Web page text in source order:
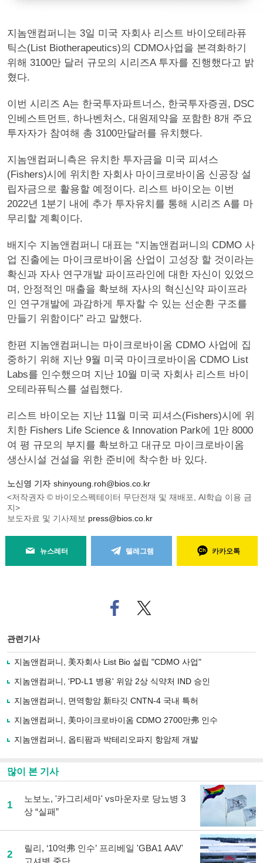
지놈앤컴퍼니는 3일 미국 자회사 리스트 바이오테라퓨
틱스(List Biotherapeutics)의 CDMO사업을 본격화하기
위해 3100만 달러 규모의 시리즈A 투자를 진행했다고 밝
혔다.
이번 시리즈 A는 한국투자파트너스, 한국투자증권, DSC
인베스트먼트, 하나벤처스, 대원제약을 포함한 8개 주요
투자자가 참여해 총 3100만달러를 유치했다.
지놈앤컴퍼니측은 유치한 투자금을 미국 피셔스
(Fishers)시에 위치한 자회사 마이크로바이옴 신공장 설
립자금으로 활용할 예정이다. 리스트 바이오는 이번
2022년 1분기 내에 추가 투자유치를 통해 시리즈 A를 마
무리할 계획이다.
배지수 지놈앤컴퍼니 대표는 “지놈앤컴퍼니의 CDMO 사
업 진출에는 마이크로바이옴 산업이 고성장 할 것이라는
확신과 자사 연구개발 파이프라인에 대한 자신이 있었으
며, 안정적인 매출을 확보해 자사의 혁신신약 파이프라
인 연구개발에 과감하게 투자할 수 있는 선순환 구조를
만들기 위함이다” 라고 말했다.
한편 지놈앤컴퍼니는 마이크로바이옴 CDMO 사업에 집
중하기 위해 지난 9월 미국 마이크로바이옴 CDMO List
Labs를 인수했으며 지난 10월 미국 자회사 리스트 바이
오테라퓨틱스를 설립했다.
리스트 바이오는 지난 11월 미국 피셔스(Fishers)시에 위
치한 Fishers Life Science & Innovation Park에 1만 8000
여 평 규모의 부지를 확보하고 대규모 마이크로바이옴
생산시설 건설을 위한 준비에 착수한 바 있다.
노신영 기자 shinyoung.roh@bios.co.kr
<저작권자 © 바이오스펙테이터 무단전재 및 재배포, AI학습 이용 금
지>
보도자료 및 기사제보 press@bios.co.kr
뉴스레터 텔레그램 카카오톡
페
이
로
사
유
기
트위
터로
관련기사
지놈앤컴퍼니, 美자회사 List Bio 설립 "CDMO 사업"
지놈앤컴퍼니, 'PD-L1 병용' 위암 2상 식약처 IND 승인
지놈앤컴퍼니, 면역항암 新타깃 CNTN-4 국내 특허
지놈앤컴퍼니, 美마이크로바이옴 CDMO 2700만弗 인수
지놈앤컴퍼니, 옵티팜과 박테리오파지 항암제 개발
많이 본 기사
1
노보노, '카그리세마' vs마운자로 당뇨병 3
상 “실패”
2
릴리, ‘10억弗 인수’ 프리베일 'GBA1 AAV'
고셔병 중단